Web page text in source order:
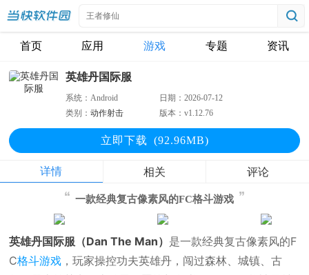
首页 应用 游戏 专题 资讯
英雄丹国际服
系统：Android 日期：2026-07-12
类别：动作射击 版本：v1.12.76
立即下载 (92.96MB)
详情 相关 评论
一款经典复古像素风的FC格斗游戏
英雄丹国际服（Dan The Man） 是一款经典复古像素风的F
C格斗游戏 ，玩家操控功夫英雄丹，闯过森林、城镇、古